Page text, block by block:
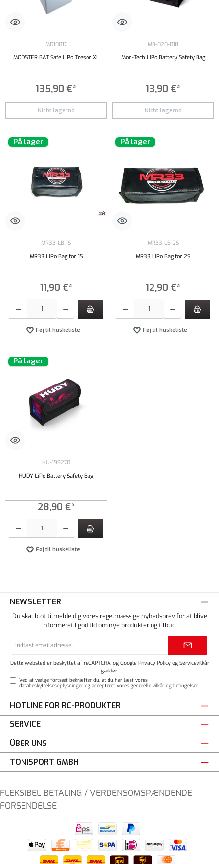
MD10017
MODSTER BAT Safe LiPo Tresor XL
135,90 €*
Nicht lagernd
MB-020-018
Mon-Tech LiPo Battery Safety Bag
13,90 €*
Nicht lagernd
På lager
MR33-LB-1S
MR33 LiPo Bag for 1S
11,90 €*
Føj til huskeliste
På lager
MR33-LB-2S
MR33 LiPo Bag for 2S
12,90 €*
Føj til huskeliste
På lager
HU-199270
HUDY LiPo Battery Safety Bag
28,90 €*
Føj til huskeliste
NEWSLETTER
Du skal blot tilmelde dig vores regelmæssige nyhedsbrev for at blive
informeret i god tid om nye produkter og tilbud.
Dette websted er beskyttet af reCAPTCHA, og Google Privacy Policyog Servicevilkår
gælder.
Ved at vælge fortsæt bekræfter du, at du har læst vores
databeskyttelsesoplysninger og accepteret voresgenerelle vilkår og betingelser.
HOTLINE FOR RC-PRODUKTER
SERVICE
ÜBER UNS
TONISPORT GMBH
FLEKSIBEL BETALING / VERDENSOMSPÆNDENDE
FORSENDELSE